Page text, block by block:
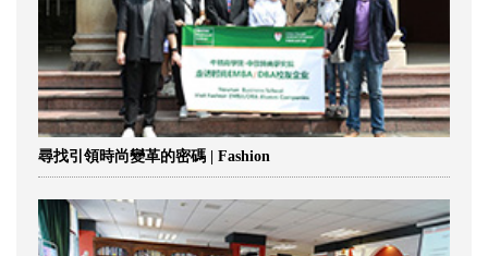
尋找引領時尚變革的密碼 | Fashion